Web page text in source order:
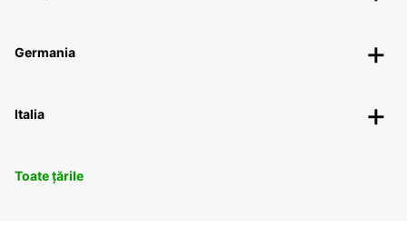
Germania
Italia
Toate țările